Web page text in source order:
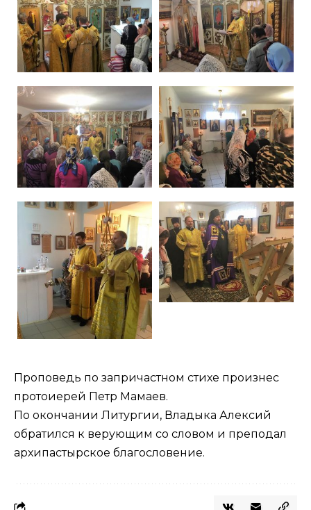
Проповедь по запричастном стихе произнес
протоиерей Петр Мамаев.
По окончании Литургии, Владыка Алексий
обратился к верующим со словом и преподал
архипастырское благословение.